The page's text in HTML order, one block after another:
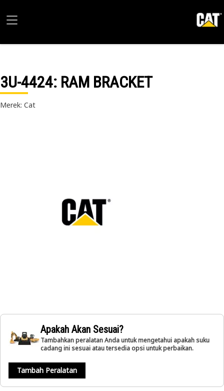
3U-4424: RAM BRACKET
Merek: Cat
Apakah Akan Sesuai?
Tambahkan peralatan Anda untuk mengetahui apakah suku
cadang ini sesuai atau tersedia opsi untuk perbaikan.
Tambah Peralatan